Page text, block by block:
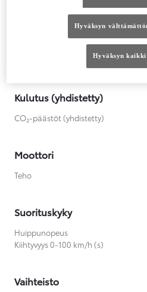
Kulutus (yhdistetty)
CO₂-päästöt (yhdistetty)
Moottori
Teho
Suorituskyky
Huippunopeus
Kiihtyvyys 0-100 km/h (s)
Vaihteisto
Hyväksyn
Hyväksyn kaikki